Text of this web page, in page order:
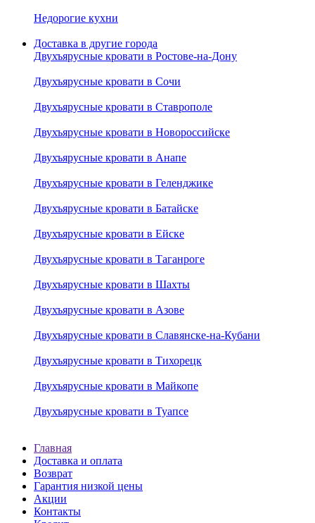
Недорогие кухни
Доставка в другие города
Двухъярусные кровати в Ростове-на-Дону
Двухъярусные кровати в Сочи
Двухъярусные кровати в Ставрополе
Двухъярусные кровати в Новороссийске
Двухъярусные кровати в Анапе
Двухъярусные кровати в Геленджике
Двухъярусные кровати в Батайске
Двухъярусные кровати в Ейске
Двухъярусные кровати в Таганроге
Двухъярусные кровати в Шахты
Двухъярусные кровати в Азове
Двухъярусные кровати в Славянске-на-Кубани
Двухъярусные кровати в Тихорецк
Двухъярусные кровати в Майкопе
Двухъярусные кровати в Туапсе
Главная
Доставка и оплата
Возврат
Гарантия низкой цены
Акции
Контакты